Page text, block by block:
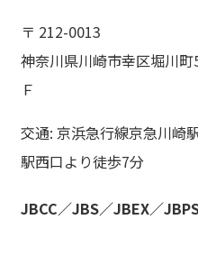
〒 212-0013
神奈川県川崎市幸区堀川
Ｆ
交通: 京浜急行線京急川崎
駅西口より徒歩7分
JBCC／JBS／JBEX／